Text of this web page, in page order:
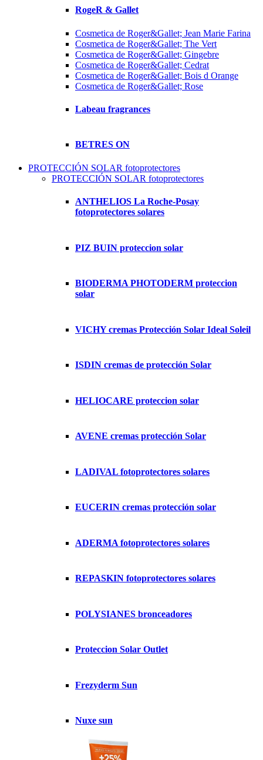
RogeR & Gallet
Cosmetica de Roger&Gallet; Jean Marie Farina
Cosmetica de Roger&Gallet; The Vert
Cosmetica de Roger&Gallet; Gingebre
Cosmetica de Roger&Gallet; Cedrat
Cosmetica de Roger&Gallet; Bois d Orange
Cosmetica de Roger&Gallet; Rose
Labeau fragrances
BETRES ON
PROTECCIÓN SOLAR fotoprotectores
PROTECCIÓN SOLAR fotoprotectores
ANTHELIOS La Roche-Posay
fotoprotectores solares
PIZ BUIN proteccion solar
BIODERMA PHOTODERM proteccion
solar
VICHY cremas Protección Solar Ideal Soleil
ISDIN cremas de protección Solar
HELIOCARE proteccion solar
AVENE cremas protección Solar
LADIVAL fotoprotectores solares
EUCERIN cremas protección solar
ADERMA fotoprotectores solares
REPASKIN fotoprotectores solares
POLYSIANES bronceadores
Proteccion Solar Outlet
Frezyderm Sun
Nuxe sun